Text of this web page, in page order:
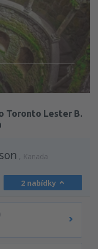
Toronto Lester B.
Kanada
2 nabídky